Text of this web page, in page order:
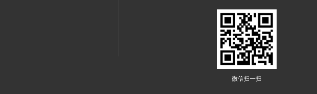
微信扫一扫